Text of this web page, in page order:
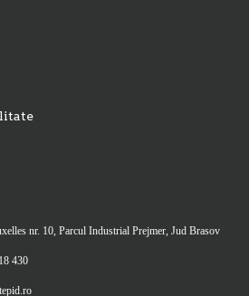
nr. 10, Parcul Industrial Prejmer, Jud Brasov
430